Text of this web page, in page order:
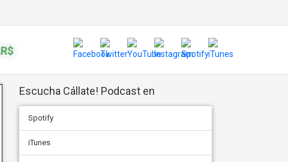
Escucha Cállate! Podcast en
Spotify
iTunes